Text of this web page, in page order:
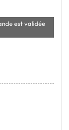
est validée